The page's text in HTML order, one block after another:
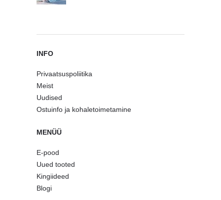
INFO
Privaatsuspoliitika
Meist
Uudised
Ostuinfo ja kohaletoimetamine
MENÜÜ
E-pood
Uued tooted
Kingiideed
Blogi